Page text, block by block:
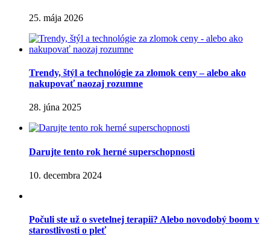
25. mája 2026
Trendy, štýl a technológie za zlomok ceny – alebo ako
nakupovať naozaj rozumne
28. júna 2025
Darujte tento rok herné superschopnosti
10. decembra 2024
Počuli ste už o svetelnej terapii? Alebo novodobý boom v
starostlivosti o pleť